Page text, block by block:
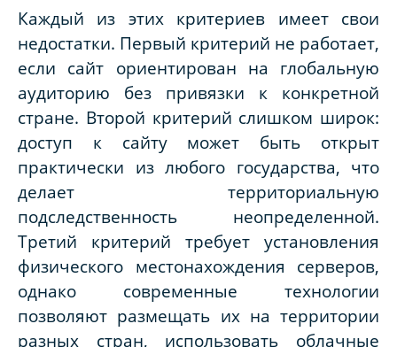
Каждый из этих критериев имеет свои
недостатки. Первый критерий не работает,
если сайт ориентирован на глобальную
аудиторию без привязки к конкретной
стране. Второй критерий слишком широк:
доступ к сайту может быть открыт
практически из любого государства, что
делает территориальную
подследственность неопределенной.
Третий критерий требует установления
физического местонахождения серверов,
однако современные технологии
позволяют размещать их на территории
разных стран, использовать облачные